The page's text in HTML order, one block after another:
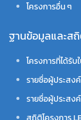
โครงการอื่น ๆ
ฐานข้อมูลและส
โครงการที่ได้รั
รายชื่อผู้ประสง
รายชื่อผู้ประสง